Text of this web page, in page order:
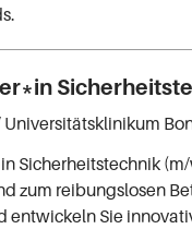
Universitätsklinikum
Sicherheitstechnik
zum reibungslosen
entwickeln Sie